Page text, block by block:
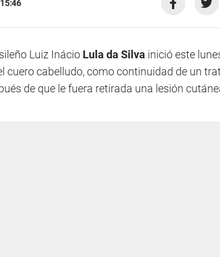
Luiz Inácio Lula da Silva inició este
cuero cabelludo, como continuidad de un
de que le fuera retirada una lesión